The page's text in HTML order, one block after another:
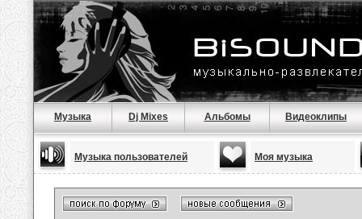
Музыка Dj Mixes Альбомы Видеоклипы
Музыка пользователей Моя музыка